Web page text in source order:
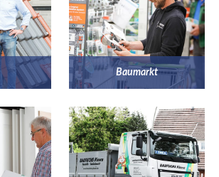
Baumarkt